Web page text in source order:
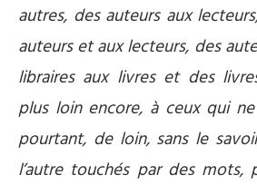
autres, des auteurs aux
auteurs et aux lecteurs, des
libraires aux livres et des
plus loin encore, à ceux qui
pourtant, de loin, sans le
l’autre touchés par des mots,